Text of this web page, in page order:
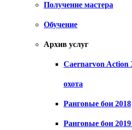
Получение мастера
Обучение
Архив услуг
Caernarvon Action
охота
Ранговые бои 2018
Ранговые бои